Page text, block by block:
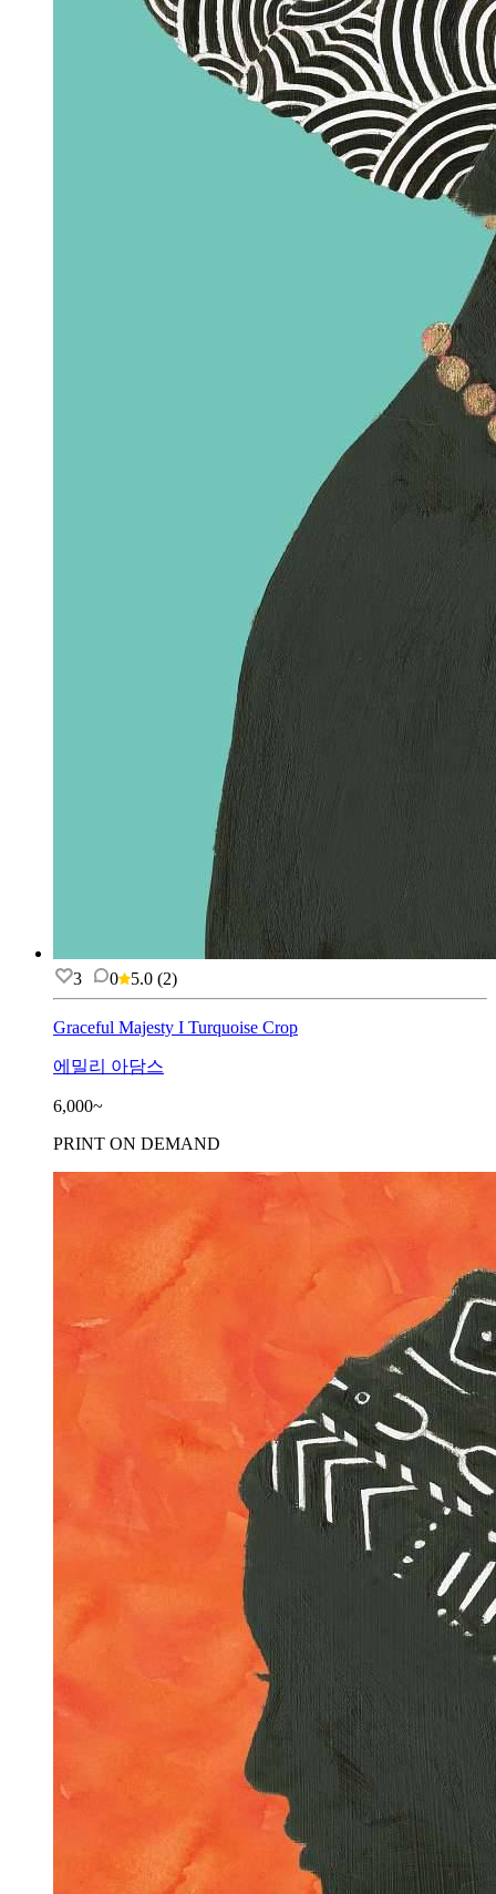
3 0 5.0 (2)
Graceful Majesty I Turquoise Crop
에밀리 아담스
6,000~
PRINT ON DEMAND